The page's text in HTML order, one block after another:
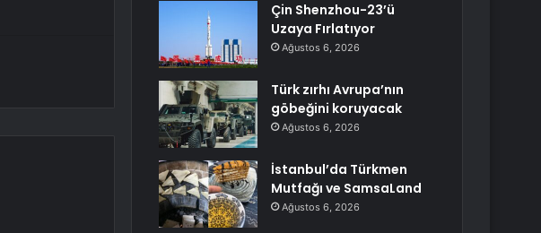
Çin Shenzhou-23’ü
Uzaya Fırlatıyor
Ağustos 6, 2026
Türk zırhı Avrupa’nın
göbeğini koruyacak
Ağustos 6, 2026
İstanbul’da Türkmen
Mutfağı ve SamsaLand
Ağustos 6, 2026